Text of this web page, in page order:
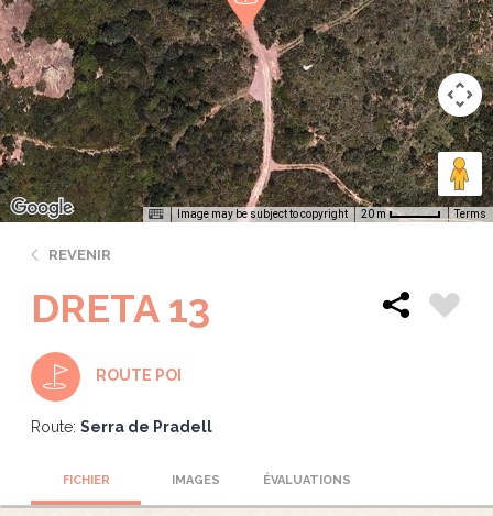
Image may be subject to copyright 20 m Terms
REVENIR
DRETA 13
ROUTE POI
Route: Serra de Pradell
FICHIER IMAGES ÉVALUATIONS